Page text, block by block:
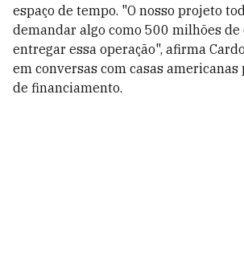
espaço de tempo. "O nosso projeto
demandar algo como 500 milhões de
entregar essa operação", afirma
em conversas com casas
de financiamento.